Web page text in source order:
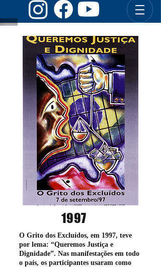
1997
O Grito dos Excluídos, em 1997, teve
por lema: “Queremos Justiça e
Dignidade”. Nas manifestações em todo
o país, os participantes usaram como